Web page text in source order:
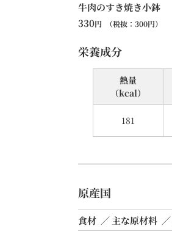
牛肉のすき焼き小鉢
330円 （税抜： 300円）
栄養成分
熱量
（kcal）
181
原産国
食材 主な原材料